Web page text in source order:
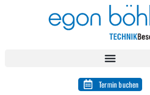
Termin buchen